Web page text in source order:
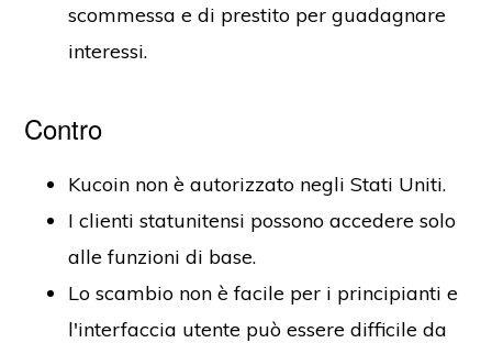
scommessa e di prestito per guadagnare
interessi.
Contro
Kucoin non è autorizzato negli Stati Uniti.
I clienti statunitensi possono accedere solo
alle funzioni di base.
Lo scambio non è facile per i principianti e
l'interfaccia utente può essere difficile da